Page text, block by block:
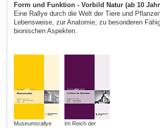
Form und Funktion - Vorbild Natur (ab 10
Eine Rallye durch die Welt der Tiere und
Lebensweise, zur Anatomie, zu besonderen
bionischen Aspekten.
Museumsrallye
Im Reich der